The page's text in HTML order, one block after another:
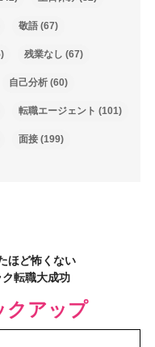
敬語(67)
残業なし (67)
自己分析(60)
転職エージェント (101)
面接(199)
ほど怖くない
転職大成功
クアップ